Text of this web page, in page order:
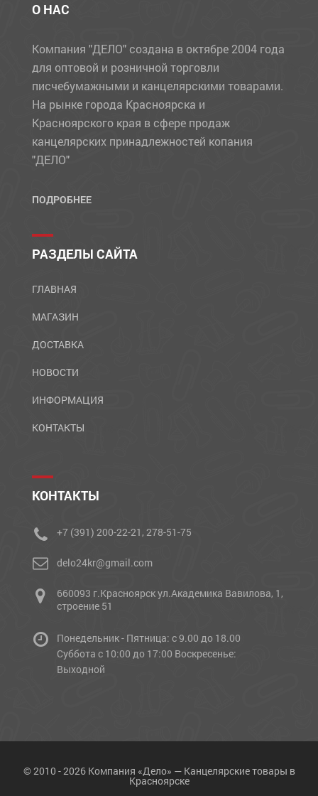
О НАС
Компания "ДЕЛО" создана в октябре 2004 года
для оптовой и розничной торговли
писчебумажными и канцелярскими товарами.
На рынке города Красноярска и
Красноярского края в сфере продаж
канцелярских принадлежностей копания
"ДЕЛО"
ПОДРОБНЕЕ
РАЗДЕЛЫ САЙТА
ГЛАВНАЯ
МАГАЗИН
ДОСТАВКА
НОВОСТИ
ИНФОРМАЦИЯ
КОНТАКТЫ
КОНТАКТЫ
+7 (391) 200-22-21, 278-51-75
delo24kr@gmail.com
660093 г.Красноярск ул.Академика Вавилова, 1,
строение 51
Понедельник - Пятница: с 9.00 до 18.00
Cуббота с 10:00 до 17:00 Воскресенье:
Выходной
© 2010 - 2026 Компания «Дело» — Канцелярские товары в
Красноярске